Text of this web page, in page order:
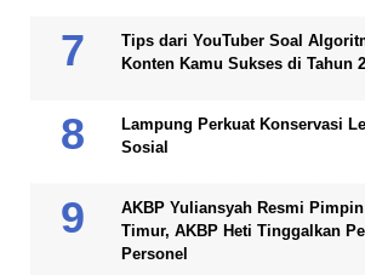
Tips dari YouTuber Soal
Konten Kamu Sukses di Tahun
Lampung Perkuat Konservasi
Sosial
AKBP Yuliansyah Resmi
Timur, AKBP Heti Tinggalkan
Personel